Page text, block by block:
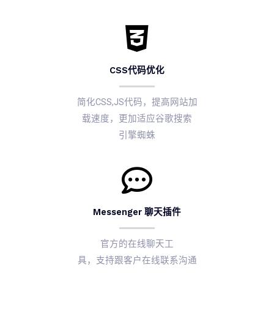
CSS代码优化
简化CSS,JS代码，提高网站加
载速度，更加适应谷歌搜索
引擎蜘蛛
Messenger 聊天插件
官方的在线聊天工
具，支持跟客户在线联系沟通